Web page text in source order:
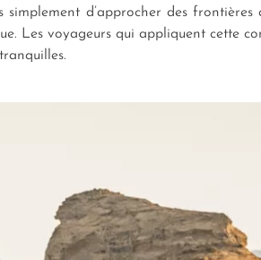
simplement d’approcher des frontières
Les voyageurs qui appliquent cette